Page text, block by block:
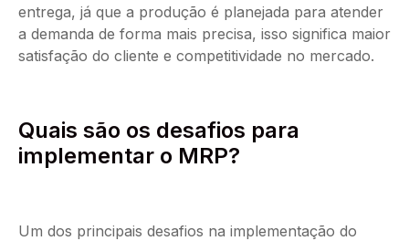
entrega, já que a produção é planejada para atender
a demanda de forma mais precisa, isso significa maior
satisfação do cliente e competitividade no mercado.
Quais são os desafios para
implementar o MRP?
Um dos principais desafios na implementação do